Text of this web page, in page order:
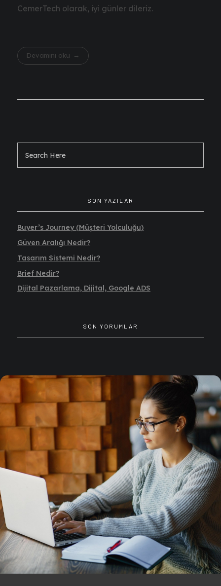
CemerTech olarak, iyi günler dileriz.
Devamını oku
SON YAZILAR
Buyer’s Journey (Müşteri Yolculuğu)
Güven Aralığı Nedir?
Tasarım Sistemi Nedir?
Brief Nedir?
Dijital Pazarlama, Dijital, Google ADS
SON YORUMLAR
Firmanızın Hikayesini Birlikte Yazalım
CemerTech ile
Yolculuğumuza
Katılın!
İletişime Geç